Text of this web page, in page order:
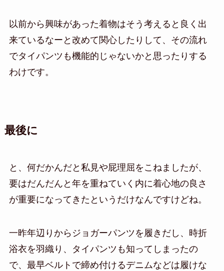
以前から興味があった着物はそう考えると良く出
来ているなーと改めて関心したりして、その流れ
でタイパンツも機能的じゃないかと思ったりする
わけです。
最後に
と、何だかんだと私見や屁理屈をこねましたが、
要はだんだんと年を重ねていく内に着心地の良さ
が重要になってきたというだけなんですけどね。
一昨年辺りからジョガーパンツを履きだし、時折
浴衣を羽織り、タイパンツも知ってしまったの
で、最早ベルトで締め付けるデニムなどは履けな